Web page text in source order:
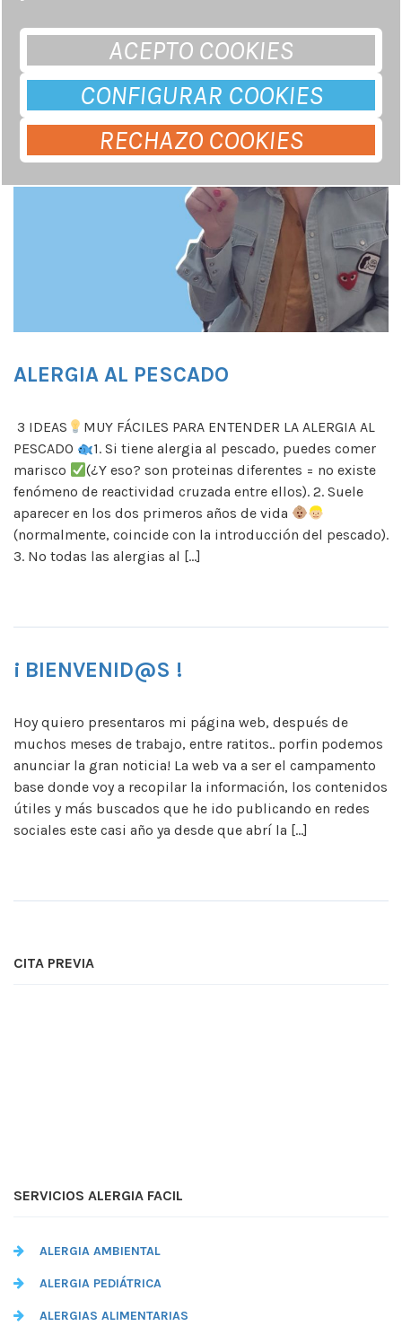
ACEPTO COOKIES
RECHAZO COOKIES
CONFIGURAR COOKIES
ALERGIA AL PESCADO
3 IDEAS
MUY FÁCILES PARA ENTENDER LA ALERGIA AL
PESCADO
⁠⁠1. Si tiene alergia al pescado, puedes comer
marisco
⁠(¿Y eso? son proteinas diferentes = no existe
fenómeno de reactividad cruzada entre ellos). ⁠⁠2. Suele
aparecer en los dos primeros años de vida
(normalmente, coincide con la introducción del pescado).
⁠⁠3. No todas las alergias al […]
¡ BIENVENID@S !
Hoy quiero presentaros mi página web, después de
muchos meses de trabajo, entre ratitos.. porfin podemos
anunciar la gran noticia! La web va a ser el campamento
base donde voy a recopilar la información, los contenidos
útiles y más buscados que he ido publicando en redes
sociales este casi año ya desde que abrí la […]
CITA PREVIA
SERVICIOS ALERGIA FACIL
ALERGIA AMBIENTAL
ALERGIA PEDIÁTRICA
ALERGIAS ALIMENTARIAS